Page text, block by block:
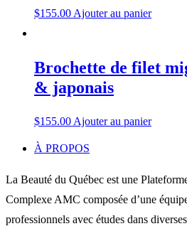
$155.00Ajouter au panier
Brochette de filet
& japonais
$155.00 Ajouter au panier
À PROPOS
La Beauté du Québec est une
Complexe AMC composée d’une
professionnels avec études dans